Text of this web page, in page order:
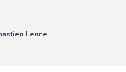
baraniecki